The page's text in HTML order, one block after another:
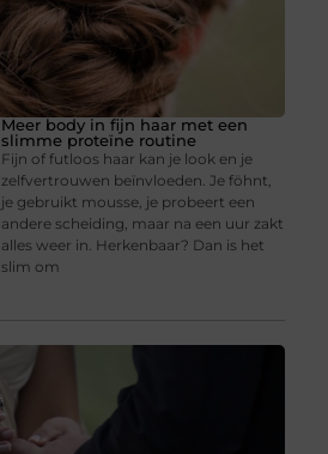
Meer body in fijn haar met een
slimme proteïne routine
Fijn of futloos haar kan je look en je
zelfvertrouwen beïnvloeden. Je föhnt,
je gebruikt mousse, je probeert een
andere scheiding, maar na een uur zakt
alles weer in. Herkenbaar? Dan is het
slim om